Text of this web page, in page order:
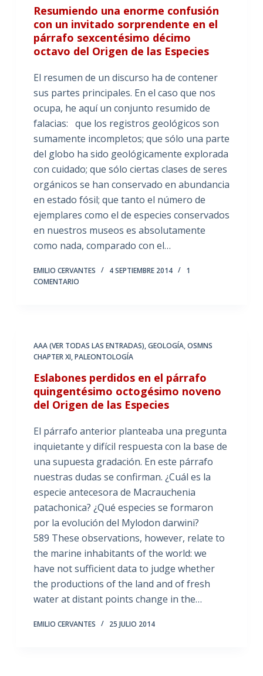
Resumiendo una enorme confusión
con un invitado sorprendente en el
párrafo sexcentésimo décimo
octavo del Origen de las Especies
El resumen de un discurso ha de contener
sus partes principales. En el caso que nos
ocupa, he aquí un conjunto resumido de
falacias: que los registros geológicos son
sumamente incompletos; que sólo una parte
del globo ha sido geológicamente explorada
con cuidado; que sólo ciertas clases de seres
orgánicos se han conservado en abundancia
en estado fósil; que tanto el número de
ejemplares como el de especies conservados
en nuestros museos es absolutamente
como nada, comparado con el…
EMILIO CERVANTES 4 SEPTIEMBRE 2014
1
COMENTARIO
AAA (VER TODAS LAS ENTRADAS),GEOLOGÍA,OSMNS
CHAPTER XI,PALEONTOLOGÍA
Eslabones perdidos en el párrafo
quingentésimo octogésimo noveno
del Origen de las Especies
El párrafo anterior planteaba una pregunta
inquietante y difícil respuesta con la base de
una supuesta gradación. En este párrafo
nuestras dudas se confirman. ¿Cuál es la
especie antecesora de Macrauchenia
patachonica? ¿Qué especies se formaron
por la evolución del Mylodon darwini?
589 These observations, however, relate to
the marine inhabitants of the world: we
have not sufficient data to judge whether
the productions of the land and of fresh
water at distant points change in the…
EMILIO CERVANTES 25 JULIO 2014